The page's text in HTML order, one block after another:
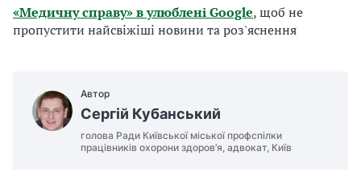
«Медичну справу» в улюблені Google, щоб не
пропустити найсвіжіші новини та роз'яснення
Автор
Сергій Кубанський
голова Ради Київської міської профспілки
працівників охорони здоров’я, адвокат, Київ
и
б